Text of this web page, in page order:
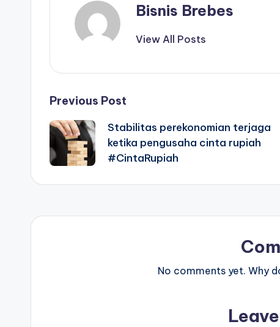
Bisnis Brebes
View All Posts
Post
navigation
Previous Post
Stabilitas perekonomian terjaga
ketika pengusaha cinta rupiah
#CintaRupiah
No comments yet. Why